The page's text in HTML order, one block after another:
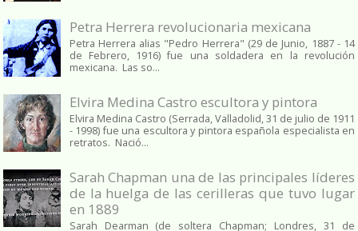
Petra Herrera revolucionaria mexicana
Petra Herrera alias "Pedro Herrera" (29 de Junio, 1887 - 14
de Febrero, 1916) fue una soldadera en la revolución
mexicana. Las so...
Elvira Medina Castro escultora y pintora
Elvira Medina Castro (Serrada, Valladolid, 31 de julio de 1911
- 1998) fue una escultora y pintora española especialista en
retratos. Nació...
Sarah Chapman una de las principales líderes
de la huelga de las cerilleras que tuvo lugar
en 1889
Sarah Dearman (de soltera Chapman; Londres, 31 de